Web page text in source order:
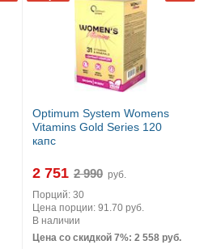
Optimum System Womens
Vitamins Gold Series 120
капс
2 751
руб.
Порций: 30
Цена порции: 91.70 руб.
В наличии
Цена со скидкой 7%: 2 558 руб.